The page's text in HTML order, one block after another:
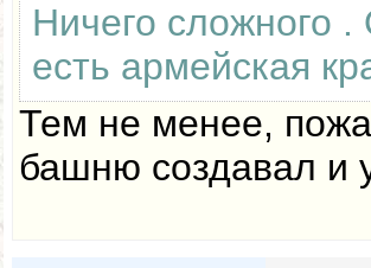
Ничего сложного
есть армейская
Тем не менее,
башню создавал и